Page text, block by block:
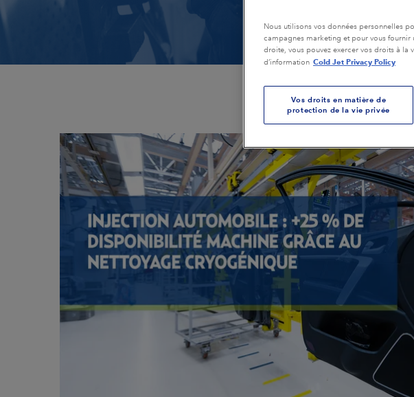
Plastiques et composites
Production d’électricité Imprimeries
Restauration et
assainissement
Caoutchouc et pneus Textiles
Noyaux
Finition
Voir
Production à distance
Nous utilisons vos données personnelles
campagnes marketing et pour vous
droite, vous pouvez exercer vos droits à la
d’information Cold Jet Privacy Policy
Vos droits en matière de
protection de la vie privée